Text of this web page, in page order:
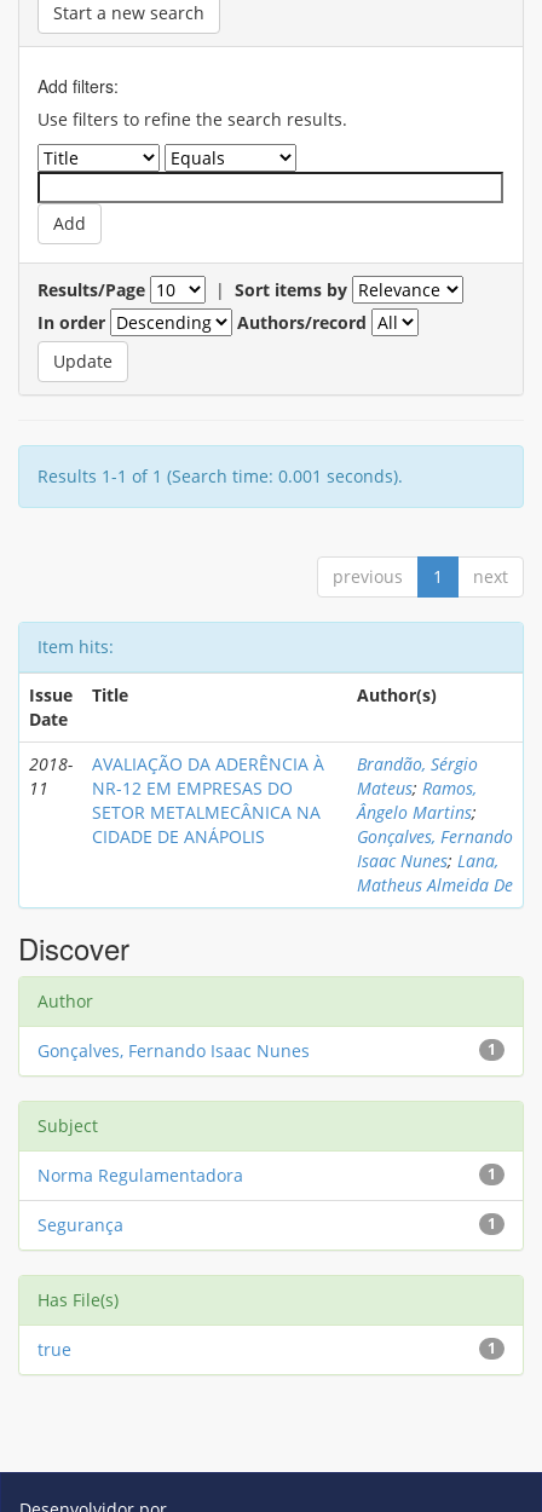
Start a new search
Add filters:
Use filters to refine the search results.
Results/Page | Sort items by
In order
Authors/record
Results 1-1 of 1 (Search time: 0.001 seconds).
previous 1 next
Item hits:
Issue
Date
Title Author(s)
2018-
11
AVALIAÇÃO DA ADERÊNCIA À
NR-12 EM EMPRESAS DO
SETOR METALMECÂNICA NA
CIDADE DE ANÁPOLIS
Brandão, Sérgio
Mateus; Ramos,
Ângelo Martins;
Gonçalves, Fernando
Isaac Nunes; Lana,
Matheus Almeida De
Discover
Author
1
Gonçalves, Fernando Isaac Nunes
Subject
1
Norma Regulamentadora
1
Segurança
Has File(s)
1
true